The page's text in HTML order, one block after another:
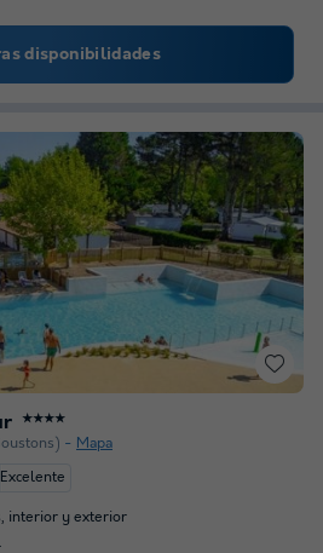
disponibilidades
★★★★
Mapa
Excelente
interior y exterior